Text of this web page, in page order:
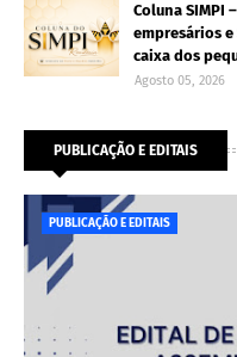
Coluna SIMPI
empresários
caixa dos
Agosto 05, 2026
PUBLICAÇÃO E EDITAIS
PUBLICAÇÃO E EDITAIS